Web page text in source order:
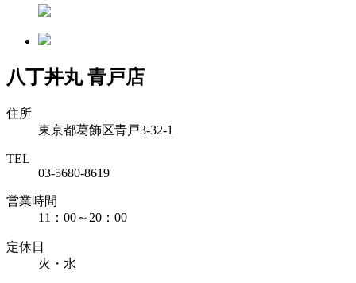
八丁丼丸 青戸店
住所
東京都葛飾区青戸3-32-1
TEL
03-5680-8619
営業時間
11：00～20：00
定休日
火・水